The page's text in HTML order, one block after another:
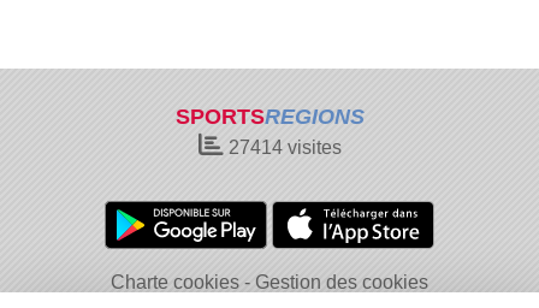
SPORTSREGIONS
27414visites
Charte cookies
Gestion des cookies